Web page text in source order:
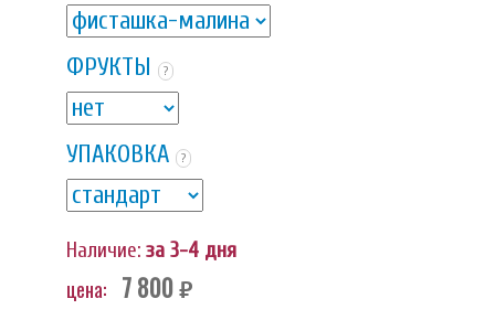
ФРУКТЫ ?
УПАКОВКА ?
Наличие: за 3-4 дня
цена: 7 800 руб.